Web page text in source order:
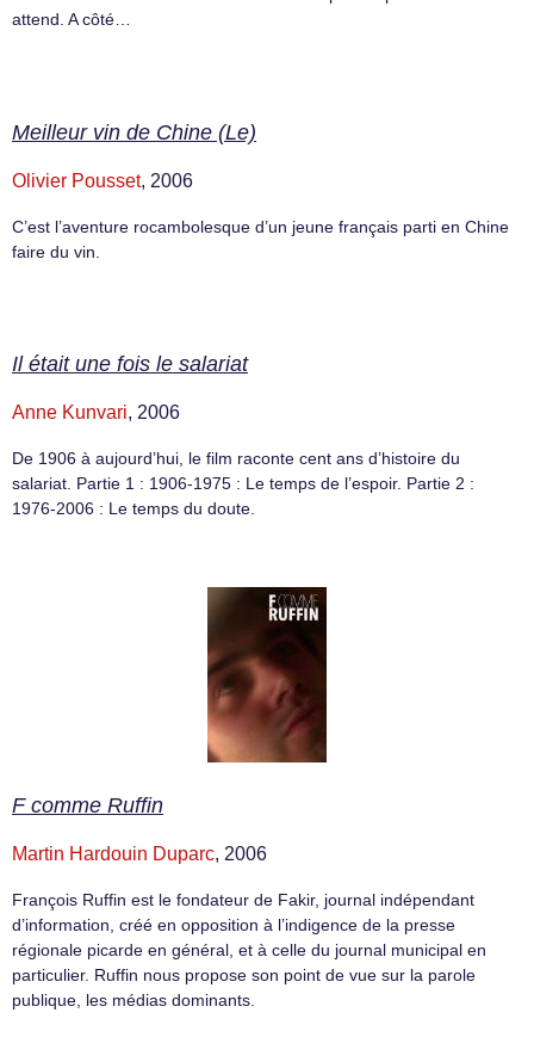
attend. A côté…
Meilleur vin de Chine (Le)
Olivier Pousset, 2006
C’est l’aventure rocambolesque d’un jeune français parti en Chine
faire du vin.
Il était une fois le salariat
Anne Kunvari, 2006
De 1906 à aujourd’hui, le film raconte cent ans d’histoire du
salariat. Partie 1 : 1906-1975 : Le temps de l’espoir. Partie 2 :
1976-2006 : Le temps du doute.
F comme Ruffin
Martin Hardouin Duparc, 2006
François Ruffin est le fondateur de Fakir, journal indépendant
d’information, créé en opposition à l’indigence de la presse
régionale picarde en général, et à celle du journal municipal en
particulier. Ruffin nous propose son point de vue sur la parole
publique, les médias dominants.